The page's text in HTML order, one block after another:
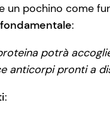
un pochino come
:
potrà
anticorpi pronti a
: